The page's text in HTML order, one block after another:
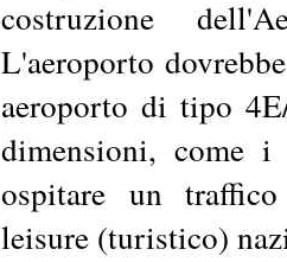
costruzione
L'aeroporto
aeroporto di tipo
dimensioni, come
ospitare un
leisure (turistico)